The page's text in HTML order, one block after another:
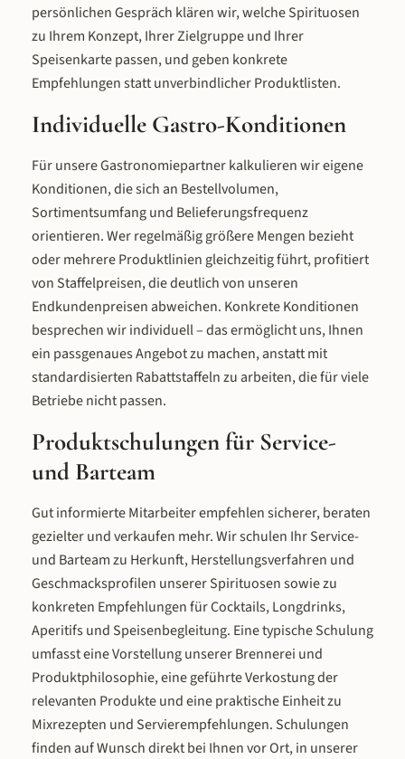
persönlichen Gespräch klären wir, welche Spirituosen
zu Ihrem Konzept, Ihrer Zielgruppe und Ihrer
Speisenkarte passen, und geben konkrete
Empfehlungen statt unverbindlicher Produktlisten.
Individuelle Gastro-Konditionen
Für unsere Gastronomiepartner kalkulieren wir eigene
Konditionen, die sich an Bestellvolumen,
Sortimentsumfang und Belieferungsfrequenz
orientieren. Wer regelmäßig größere Mengen bezieht
oder mehrere Produktlinien gleichzeitig führt, profitiert
von Staffelpreisen, die deutlich von unseren
Endkundenpreisen abweichen. Konkrete Konditionen
besprechen wir individuell – das ermöglicht uns, Ihnen
ein passgenaues Angebot zu machen, anstatt mit
standardisierten Rabattstaffeln zu arbeiten, die für viele
Betriebe nicht passen.
Produktschulungen für Service-
und Barteam
Gut informierte Mitarbeiter empfehlen sicherer, beraten
gezielter und verkaufen mehr. Wir schulen Ihr Service-
und Barteam zu Herkunft, Herstellungsverfahren und
Geschmacksprofilen unserer Spirituosen sowie zu
konkreten Empfehlungen für Cocktails, Longdrinks,
Aperitifs und Speisenbegleitung. Eine typische Schulung
umfasst eine Vorstellung unserer Brennerei und
Produktphilosophie, eine geführte Verkostung der
relevanten Produkte und eine praktische Einheit zu
Mixrezepten und Servierempfehlungen. Schulungen
finden auf Wunsch direkt bei Ihnen vor Ort, in unserer